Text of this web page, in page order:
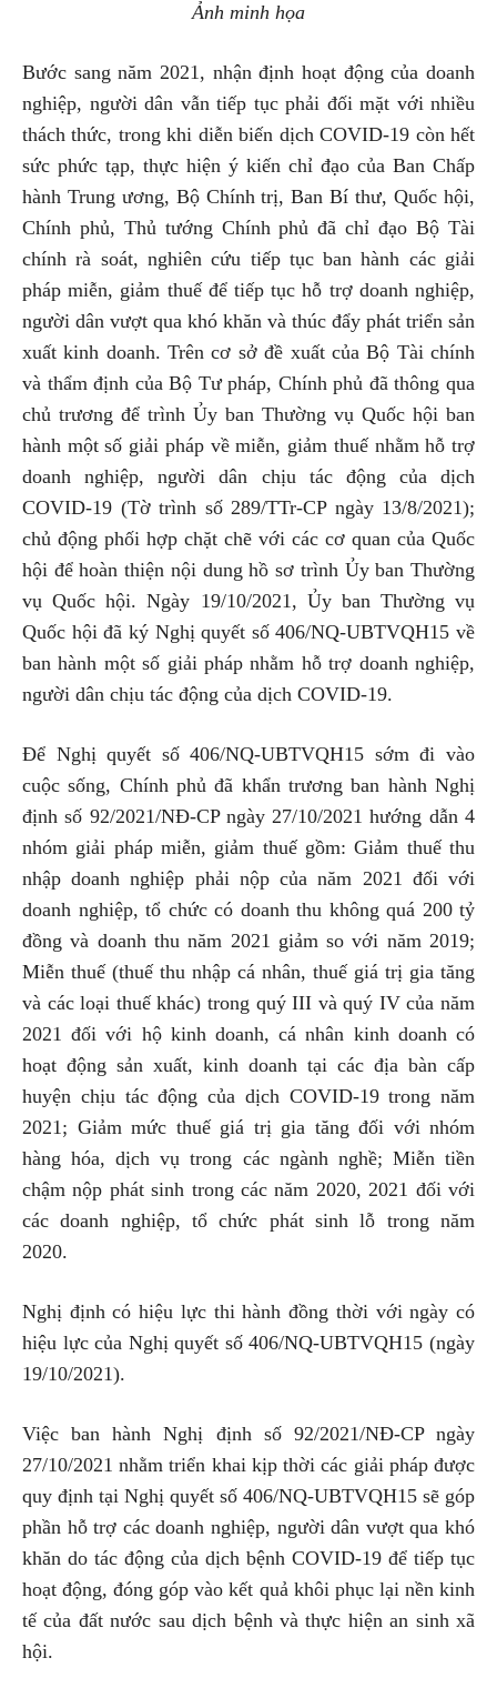
Ảnh minh họa
Bước sang năm 2021, nhận định hoạt động của doanh
nghiệp, người dân vẫn tiếp tục phải đối mặt với nhiều
thách thức, trong khi diễn biến dịch COVID-19 còn hết
sức phức tạp, thực hiện ý kiến chỉ đạo của Ban Chấp
hành Trung ương, Bộ Chính trị, Ban Bí thư, Quốc hội,
Chính phủ, Thủ tướng Chính phủ đã chỉ đạo Bộ Tài
chính rà soát, nghiên cứu tiếp tục ban hành các giải
pháp miễn, giảm thuế để tiếp tục hỗ trợ doanh nghiệp,
người dân vượt qua khó khăn và thúc đẩy phát triển sản
xuất kinh doanh. Trên cơ sở đề xuất của Bộ Tài chính
và thẩm định của Bộ Tư pháp, Chính phủ đã thông qua
chủ trương để trình Ủy ban Thường vụ Quốc hội ban
hành một số giải pháp về miễn, giảm thuế nhằm hỗ trợ
doanh nghiệp, người dân chịu tác động của dịch
COVID-19 (Tờ trình số 289/TTr-CP ngày 13/8/2021);
chủ động phối hợp chặt chẽ với các cơ quan của Quốc
hội để hoàn thiện nội dung hồ sơ trình Ủy ban Thường
vụ Quốc hội. Ngày 19/10/2021, Ủy ban Thường vụ
Quốc hội đã ký Nghị quyết số 406/NQ-UBTVQH15 về
ban hành một số giải pháp nhằm hỗ trợ doanh nghiệp,
người dân chịu tác động của dịch COVID-19.
Để Nghị quyết số 406/NQ-UBTVQH15 sớm đi vào
cuộc sống, Chính phủ đã khẩn trương ban hành Nghị
định số 92/2021/NĐ-CP ngày 27/10/2021 hướng dẫn 4
nhóm giải pháp miễn, giảm thuế gồm: Giảm thuế thu
nhập doanh nghiệp phải nộp của năm 2021 đối với
doanh nghiệp, tổ chức có doanh thu không quá 200 tỷ
đồng và doanh thu năm 2021 giảm so với năm 2019;
Miễn thuế (thuế thu nhập cá nhân, thuế giá trị gia tăng
và các loại thuế khác) trong quý III và quý IV của năm
2021 đối với hộ kinh doanh, cá nhân kinh doanh có
hoạt động sản xuất, kinh doanh tại các địa bàn cấp
huyện chịu tác động của dịch COVID-19 trong năm
2021; Giảm mức thuế giá trị gia tăng đối với nhóm
hàng hóa, dịch vụ trong các ngành nghề; Miễn tiền
chậm nộp phát sinh trong các năm 2020, 2021 đối với
các doanh nghiệp, tổ chức phát sinh lỗ trong năm
2020.
Nghị định có hiệu lực thi hành đồng thời với ngày có
hiệu lực của Nghị quyết số 406/NQ-UBTVQH15 (ngày
19/10/2021).
Việc ban hành Nghị định số 92/2021/NĐ-CP ngày
27/10/2021 nhằm triển khai kịp thời các giải pháp được
quy định tại Nghị quyết số 406/NQ-UBTVQH15 sẽ góp
phần hỗ trợ các doanh nghiệp, người dân vượt qua khó
khăn do tác động của dịch bệnh COVID-19 để tiếp tục
hoạt động, đóng góp vào kết quả khôi phục lại nền kinh
tế của đất nước sau dịch bệnh và thực hiện an sinh xã
hội.